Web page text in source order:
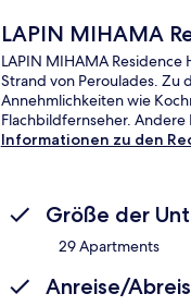
LAPIN MIHAMA
LAPIN MIHAMA
Strand von Peroulades. Zu
Annehmlichkeiten wie
Flachbildfernseher. Andere
Informationen zu den
Größe der
29 Apartments
Anreise/